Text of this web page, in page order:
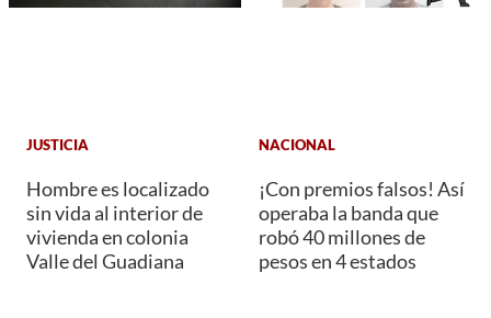
JUSTICIA
Hombre es localizado
sin vida al interior de
vivienda en colonia
Valle del Guadiana
NACIONAL
¡Con premios falsos! Así
operaba la banda que
robó 40 millones de
pesos en 4 estados